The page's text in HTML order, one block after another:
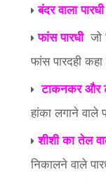
बंदर वाला पारधी
फांस पारधीजो
फांस पारदही
टाकनकर और
हांका लगाने वाले
शीशी का तेल
निकालने वाले